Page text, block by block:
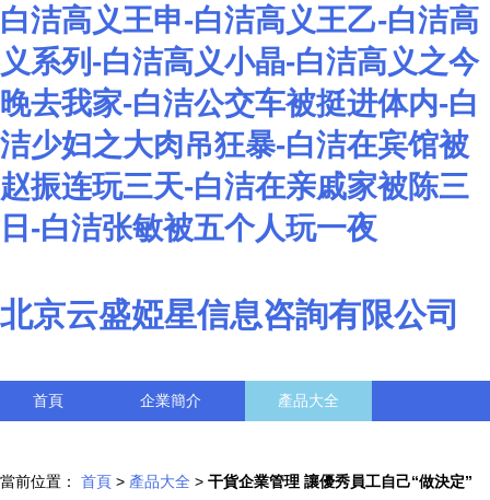
白洁高义王申-白洁高义王乙-白洁高
义系列-白洁高义小晶-白洁高义之今
晚去我家-白洁公交车被挺进体内-白
洁少妇之大肉吊狂暴-白洁在宾馆被
赵振连玩三天-白洁在亲戚家被陈三
日-白洁张敏被五个人玩一夜
北京云盛婭星信息咨詢有限公司
首頁 企業簡介 產品大全
當前位置： 首頁 > 產品大全 > 干貨企業管理 讓優秀員工自己“做決定”